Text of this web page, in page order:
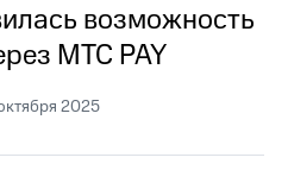
возможность
МТС PAY
2025